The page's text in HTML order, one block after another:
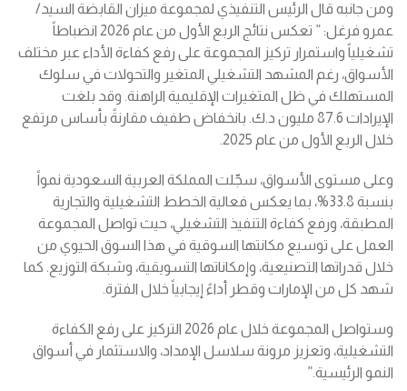
ومن جانبه قال الرئيس التنفيذي لمجموعة ميزان القابضة السيد/
عمرو فرغل: ” تعكس نتائج الربع الأول من عام 2026 انضباطاً
تشغيلياً واستمرار تركيز المجموعة على رفع كفاءة الأداء عبر مختلف
الأسواق، رغم المشهد التشغيلي المتغير والتحولات في سلوك
المستهلك في ظل المتغيرات الإقليمية الراهنة. وقد بلغت
الإيرادات 87.6 مليون د.ك. بانخفاض طفيف مقارنةً بأساس مرتفع
خلال الربع الأول من عام 2025.
وعلى مستوى الأسواق، سجّلت المملكة العربية السعودية نمواً
بنسبة 33.8%، بما يعكس فعالية الخطط التشغيلية والتجارية
المطبقة، ورفع كفاءة التنفيذ التشغيلي، حيث تواصل المجموعة
العمل على توسيع مكانتها السوقية في هذا السوق الحيوي من
خلال قدراتها التصنيعية، وإمكاناتها التسويقية، وشبكة التوزيع. كما
شهد كل من الإمارات وقطر أداءً إيجابياً خلال الفترة.
وستواصل المجموعة خلال عام 2026 التركيز على رفع الكفاءة
التشغيلية، وتعزيز مرونة سلاسل الإمداد، والاستثمار في أسواق
النمو الرئيسية.”